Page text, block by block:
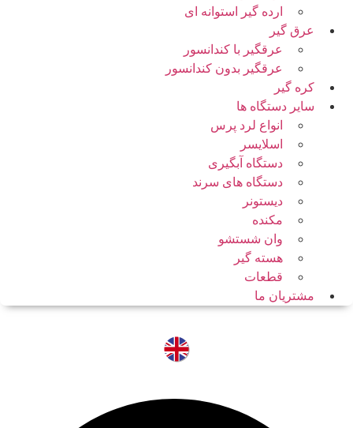
ارده گیر استوانه ای
عرق گیر
عرقگیر با کندانسور
عرقگیر بدون کندانسور
کره گیر
سایر دستگاه ها
انواع لرد پرس
اسلایسر
دستگاه آبگیری
دستگاه های سرند
دیستونر
مکنده
وان شستشو
هسته گیر
قطعات
مشتریان ما